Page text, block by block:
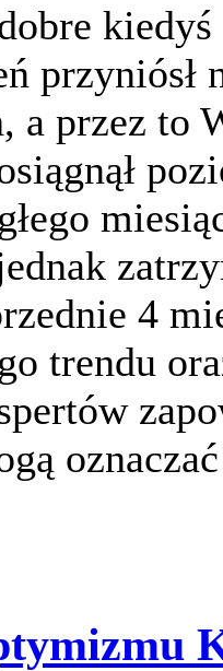
przyniósł
a przez to
4
trendu